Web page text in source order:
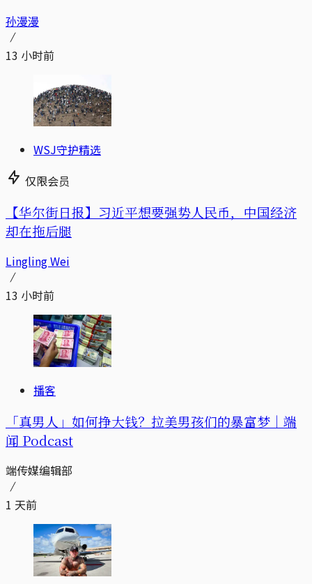
孙漫漫
13 小时前
WSJ守护精选
仅限会员
【华尔街日报】习近平想要强势人民币，中国经济
却在拖后腿
Lingling Wei
13 小时前
播客
「真男人」如何挣大钱？拉美男孩们的暴富梦｜端
闻 Podcast
端传媒编辑部
1 天前